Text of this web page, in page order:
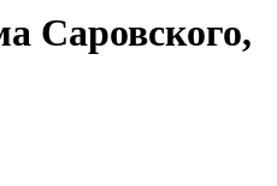
Саровского,